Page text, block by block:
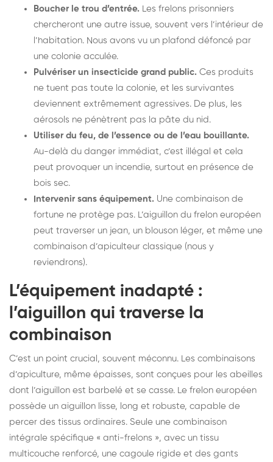
Boucher le trou d’entrée. Les frelons prisonniers
chercheront une autre issue, souvent vers l’intérieur de
l’habitation. Nous avons vu un plafond défoncé par
une colonie acculée.
Pulvériser un insecticide grand public. Ces produits
ne tuent pas toute la colonie, et les survivantes
deviennent extrêmement agressives. De plus, les
aérosols ne pénètrent pas la pâte du nid.
Utiliser du feu, de l’essence ou de l’eau bouillante.
Au-delà du danger immédiat, c’est illégal et cela
peut provoquer un incendie, surtout en présence de
bois sec.
Intervenir sans équipement. Une combinaison de
fortune ne protège pas. L’aiguillon du frelon européen
peut traverser un jean, un blouson léger, et même une
combinaison d’apiculteur classique (nous y
reviendrons).
L’équipement inadapté :
l’aiguillon qui traverse la
combinaison
C’est un point crucial, souvent méconnu. Les combinaisons
d’apiculture, même épaisses, sont conçues pour les abeilles
dont l’aiguillon est barbelé et se casse. Le frelon européen
possède un aiguillon lisse, long et robuste, capable de
percer des tissus ordinaires. Seule une combinaison
intégrale spécifique « anti-frelons », avec un tissu
multicouche renforcé, une cagoule rigide et des gants